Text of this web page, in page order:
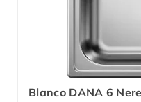
Blanco DANA 6